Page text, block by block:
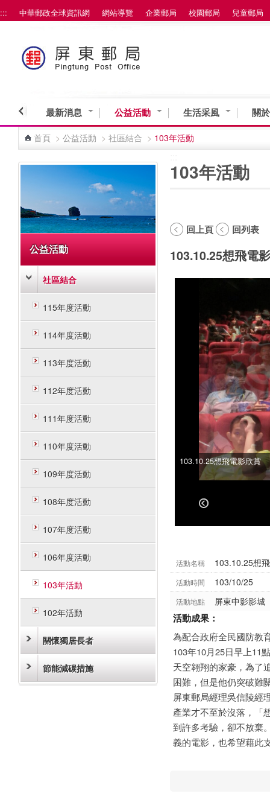
跳到主要內容區塊
::: 中華郵政全球資訊網 網站導覽 企業郵局 校園郵局 兒童郵局
最新消息 公益活動 生活采風 關
首頁 > 公益活動 > 社區結合 > 103年活動
公益活動
社區結合
115年度活動
114年度活動
113年度活動
112年度活動
111年度活動
110年度活動
109年度活動
108年度活動
107年度活動
106年度活動
103年活動
102年活動
關懷獨居長者
節能減碳措施
103年活動
回上頁 回列表
103.10.25想飛電
103.10.25想飛電影欣賞
103.10.25想飛電影欣賞
活動名稱 103.10.25想
活動時間 103/10/25
活動地點 屏東中影影城
活動成果：
為配合政府全民國防教
103年10月25日早上11
天空翱翔的家豪，為了
困難，但是他仍突破難
屏東郵局經理吳信陵經
產業才不至於沒落，「
到許多考驗，卻不放棄
義的電影，也希望藉此